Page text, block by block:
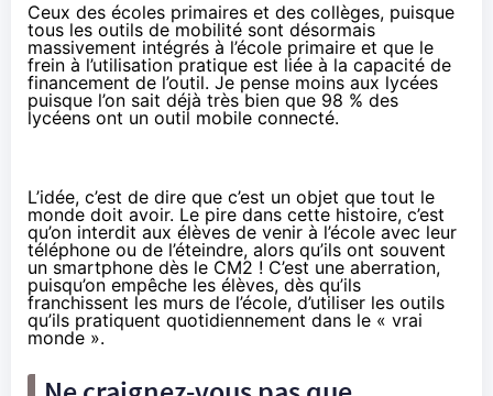
Ceux des écoles primaires et des collèges, puisque
tous les outils de mobilité sont désormais
massivement intégrés à l’école primaire et que le
frein à l’utilisation pratique est liée à la capacité de
financement de l’outil. Je pense moins aux lycées
puisque l’on sait déjà très bien que 98 % des
lycéens ont un outil mobile connecté.
L’idée, c’est de dire que c’est un objet que tout le
monde doit avoir. Le pire dans cette histoire, c’est
qu’on interdit aux élèves de venir à l’école avec leur
téléphone ou de l’éteindre, alors qu’ils ont souvent
un smartphone dès le CM2 ! C’est une aberration,
puisqu’on empêche les élèves, dès qu’ils
franchissent les murs de l’école, d’utiliser les outils
qu’ils pratiquent quotidiennement dans le « vrai
monde ».